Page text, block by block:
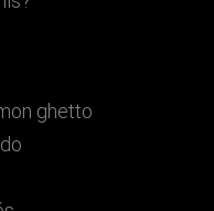
ghetto